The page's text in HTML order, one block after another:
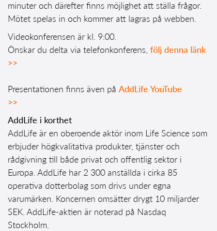
minuter och därefter finns möjlighet att ställa frågor.
Mötet spelas in och kommer att lagras på webben.
Videokonferensen är kl. 9:00.
Önskar du delta via telefonkonferens, följ denna länk
>>
Presentationen finns även på AddLife YouTube
>>
AddLife i korthet
AddLife är en oberoende aktör inom Life Science som
erbjuder högkvalitativa produkter, tjänster och
rådgivning till både privat och offentlig sektor i
Europa. AddLife har 2 300 anställda i cirka 85
operativa dotterbolag som drivs under egna
varumärken. Koncernen omsätter drygt 10 miljarder
SEK. AddLife-aktien är noterad på Nasdaq
Stockholm.